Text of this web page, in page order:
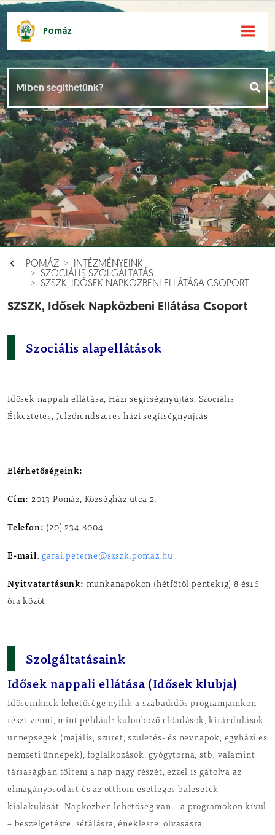
Pomáz
POMÁZ
INTÉZMÉNYEINK
SZOCIÁLIS SZOLGÁLTATÁS
SZSZK, IDŐSEK NAPKÖZBENI ELLÁTÁSA CSOPORT
SZSZK, Idősek Napközbeni Ellátása Csoport
Szociális alapellátások
Idősek nappali ellátása, Házi segítségnyújtás, Szociális
Étkeztetés, Jelzőrendszeres házi segítségnyújtás
Elérhetőségeink:
Cím: 2013 Pomáz, Községház utca 2.
Telefon: (20) 234-8004
E-mail: garai.peterne@szszk.pomaz.hu
Nyitvatartásunk: munkanapokon (hétfőtől péntekig) 8 és16
óra közöt
Szolgáltatásaink
Idősek nappali ellátása (Idősek klubja)
Időseinknek lehetősége nyílik a szabadidős programjainkon
részt venni, mint például: különböző előadások, kirándulások,
ünnepségek (majális, szüret, születés- és névnapok, egyházi és
nemzeti ünnepek), foglalkozások, gyógytorna, stb. valamint
társaságban tölteni a nap nagy részét, ezzel is gátolva az
elmagányosodást és az otthoni esetleges balesetek
kialakulását. Napközben lehetőség van – a programokon kívül
– beszélgetésre, sétálásra, éneklésre, olvasásra,
Események []
Dokumentumok [ ]
Aloldalak []